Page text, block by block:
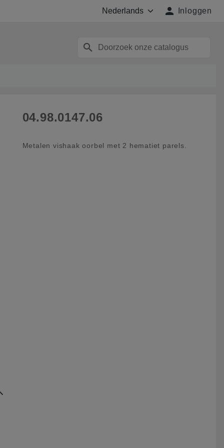
 Inloggen
search
04.98.0147.06
Metalen vishaak oorbel met 2 hematiet parels.